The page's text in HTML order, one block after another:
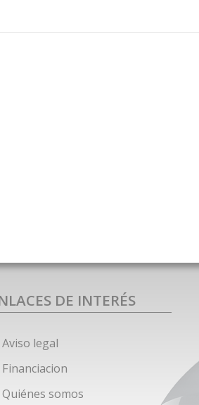
DE INTERÉS
Aviso legal
Financiacion
Quiénes somos